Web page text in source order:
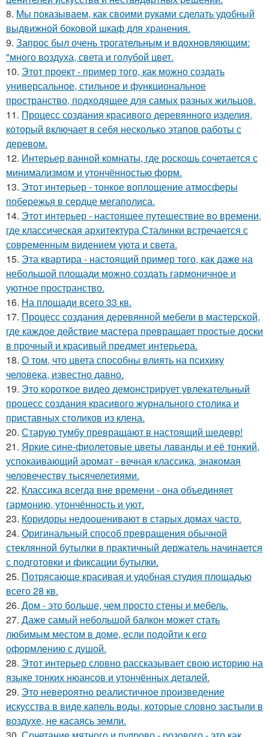
8. Мы показываем, как своими руками сделать удобный
выдвижной боковой шкаф для хранения.
9. Запрос был очень трогательным и вдохновляющим:
"много воздуха, света и голубой цвет.
10. Этот проект - пример того, как можно создать
универсальное, стильное и функциональное
пространство, подходящее для самых разных жильцов.
11. Процесс создания красивого деревянного изделия,
который включает в себя несколько этапов работы с
деревом.
12. Интерьер ванной комнаты, где роскошь сочетается с
минимализмом и утончённостью форм.
13. Этот интерьер - тонкое воплощение атмосферы
побережья в сердце мегаполиса.
14. Этот интерьер - настоящее путешествие во времени,
где классическая архитектура Сталинки встречается с
современным видением уюта и света.
15. Эта квартира - настоящий пример того, как даже на
небольшой площади можно создать гармоничное и
уютное пространство.
16. На площади всего 33 кв.
17. Процесс создания деревянной мебели в мастерской,
где каждое действие мастера превращает простые доски
в прочный и красивый предмет интерьера.
18. О том, что цвета способны влиять на психику
человека, известно давно.
19. Это короткое видео демонстрирует увлекательный
процесс создания красивого журнального столика и
приставных столиков из клена.
20. Старую тумбу превращают в настоящий шедевр!
21. Яркие сине-фиолетовые цветы лаванды и её тонкий,
успокаивающий аромат - вечная классика, знакомая
человечеству тысячелетиями.
22. Классика всегда вне времени - она объединяет
гармонию, утончённость и уют.
23. Коридоры недооценивают в старых домах часто.
24. Оригинальный способ превращения обычной
стеклянной бутылки в практичный держатель начинается
с подготовки и фиксации бутылки.
25. Потрясающе красивая и удобная студия площадью
всего 28 кв.
26. Дом - это больше, чем просто стены и мебель.
27. Даже самый небольшой балкон может стать
любимым местом в доме, если подойти к его
оформлению с душой.
28. Этот интерьер словно рассказывает свою историю на
языке тонких нюансов и утончённых деталей.
29. Это невероятно реалистичное произведение
искусства в виде капель воды, которые словно застыли в
воздухе, не касаясь земли.